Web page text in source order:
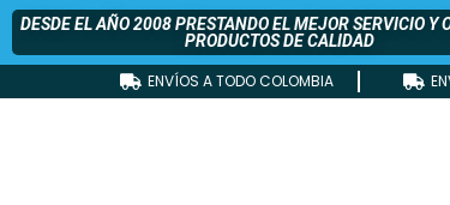
DESDE EL AÑO 2008 PRESTANDO EL MEJOR SERVICIO Y
PRODUCTOS DE CALIDAD
ENVÍOS A TODO COLOMBIA